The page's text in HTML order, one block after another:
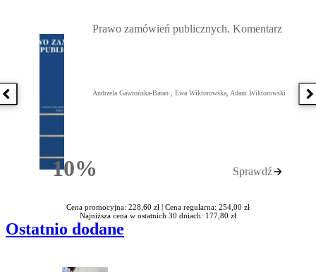
Poprzednia książka
10%Rabatu
Prawo zamówień publicznych. Komentarz
Andrzela Gawrońska-Baran , Ewa Wiktorowska, Adam Wiktorowski
Sprawdź
Cena promocyjna: 228,60 zł | Cena regularna: 254,00 zł
Najniższa cena w ostatnich 30 dniach: 177,80 zł
Ostatnio dodane